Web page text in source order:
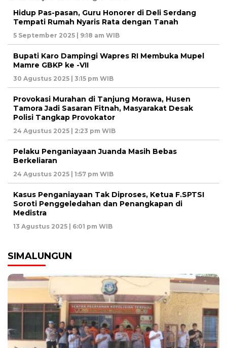
Hidup Pas-pasan, Guru Honorer di Deli Serdang
Tempati Rumah Nyaris Rata dengan Tanah
5 September 2025 | 9:18 am WIB
Bupati Karo Dampingi Wapres RI Membuka Mupel
Mamre GBKP ke -VII
30 Agustus 2025 | 3:15 pm WIB
Provokasi Murahan di Tanjung Morawa, Husen
Tamora Jadi Sasaran Fitnah, Masyarakat Desak
Polisi Tangkap Provokator
24 Agustus 2025 | 2:23 pm WIB
Pelaku Penganiayaan Juanda Masih Bebas
Berkeliaran
24 Agustus 2025 | 1:57 pm WIB
Kasus Penganiayaan Tak Diproses, Ketua F.SPTSI
Soroti Penggeledahan dan Penangkapan di
Medistra
13 Agustus 2025 | 6:01 pm WIB
SIMALUNGUN